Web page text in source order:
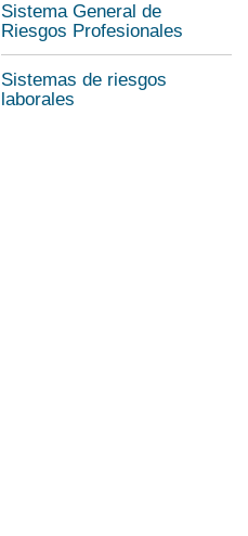
Sistema General de
Riesgos Profesionales
Sistemas de riesgos
laborales